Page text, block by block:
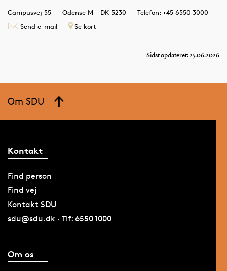
Campusvej 55 Odense M - DK-5230
Telefon: +45 6550 3000
Send e-mail
Se kort
Sidst opdateret: 25.06.2026
Om SDU
Kontakt
Find person
Find vej
Kontakt SDU
sdu@sdu.dk · Tlf: 6550 1000
Om os